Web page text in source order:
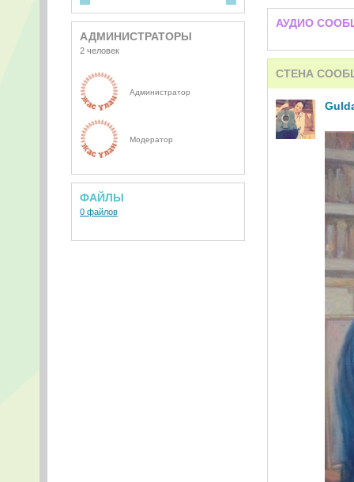
АДМИНИСТРАТОРЫ
2 человек
Администратор
Модератор
ФАЙЛЫ
0 файлов
АУДИО
СТЕНА